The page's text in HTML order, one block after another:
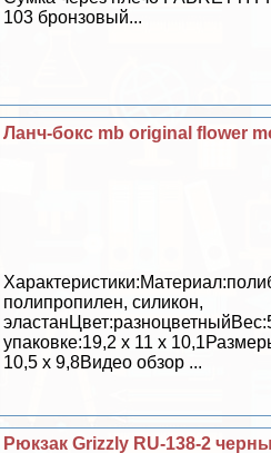
103 бронзовый...
Ланч-бокс mb original flower
полипропилен, силикон,
упаковке:19,2 х 11 х
10,5 х 9,8Видео обзор ...
Рюкзак Grizzly RU-138-2